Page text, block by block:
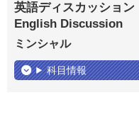
英語ディスカッション
English Discussion
ミンシャル
科目情報